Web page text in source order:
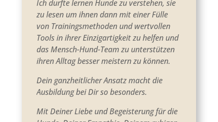
Ich durfte lernen Hunde zu verstehen, sie
zu lesen um ihnen dann mit einer Fülle
von Trainingsmethoden und wertvollen
Tools in ihrer Einzigartigkeit zu helfen und
das Mensch-Hund-Team zu unterstützen
ihren Alltag besser meistern zu können.
Dein ganzheitlicher Ansatz macht die
Ausbildung bei Dir so besonders.
Mit Deiner Liebe und Begeisterung für die